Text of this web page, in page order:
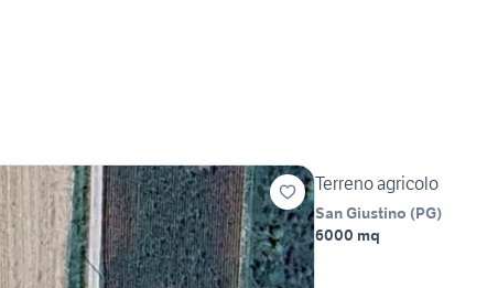
Terreno agricolo
San Giustino (PG)
6000 mq